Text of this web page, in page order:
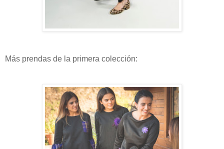
Más prendas de la primera colección: